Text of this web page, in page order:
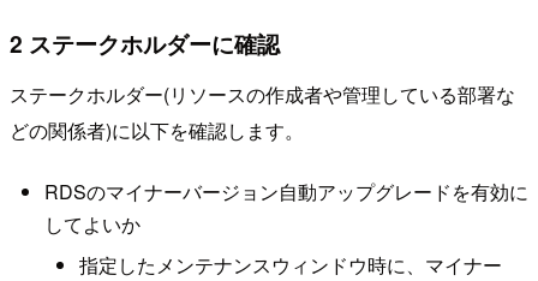
2 ステークホルダーに確認
ステークホルダー(リソースの作成者や管理している部署な
どの関係者)に以下を確認します。
RDSのマイナーバージョン自動アップグレードを有効に
してよいか
指定したメンテナンスウィンドウ時に、マイナー